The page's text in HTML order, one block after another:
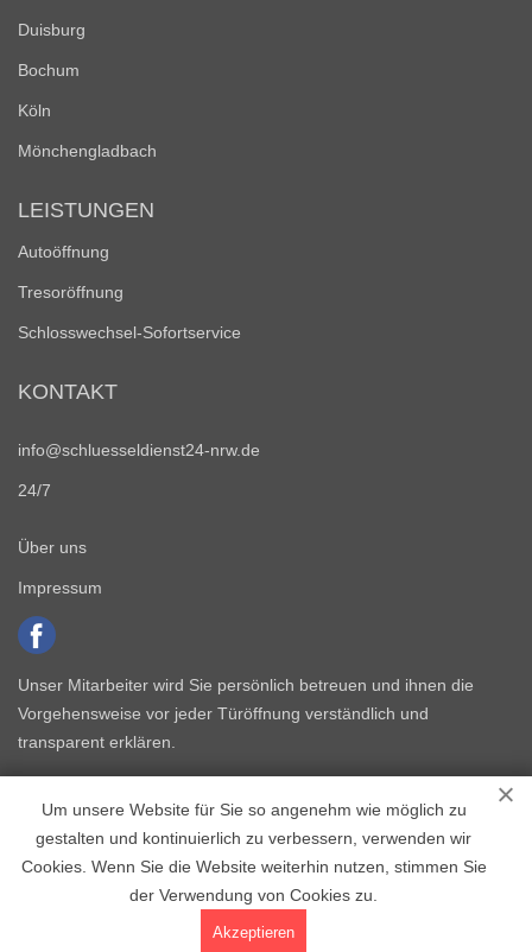
Um unsere Website für Sie so angenehm wie möglich zu
gestalten und kontinuierlich zu verbessern, verwenden wir
Cookies. Wenn Sie die Website weiterhin nutzen, stimmen Sie
der Verwendung von Cookies zu.
Akzeptieren
Duisburg
Bochum
Köln
Mönchengladbach
LEISTUNGEN
Autoöffnung
Tresoröffnung
Schlosswechsel-Sofortservice
KONTAKT
info@schluesseldienst24-nrw.de
24/7
Über uns
Impressum
Unser Mitarbeiter wird Sie persönlich betreuen und ihnen die
Vorgehensweise vor jeder Türöffnung verständlich und
transparent erklären.
Copyright © 2015 - 2026 Schlüsseldienst NRW